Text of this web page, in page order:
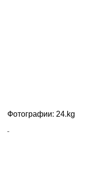
Фотографии: 24.kg